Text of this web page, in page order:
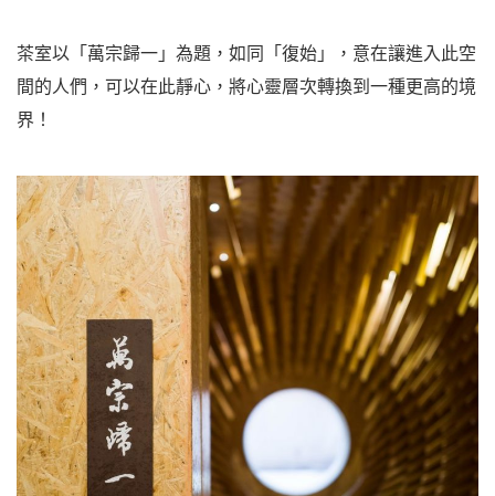
茶室以「萬宗歸一」為題，如同「復始」，意在讓進入此空
間的人們，可以在此靜心，將心靈層次轉換到一種更高的境
界！